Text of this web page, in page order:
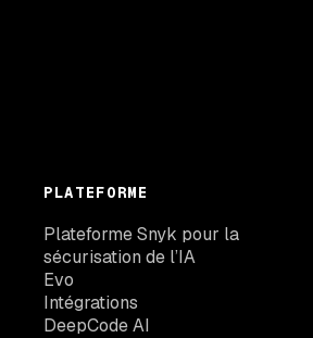
PLATEFORME
Plateforme Snyk pour la
sécurisation de l’IA
Evo
Intégrations
DeepCode AI